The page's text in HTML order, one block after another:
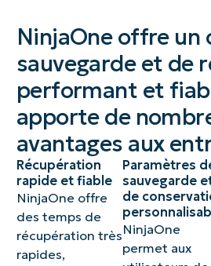
NinjaOne offre un
sauvegarde et de
performant et
apporte de
avantages aux
Récupération
rapide et fiable
NinjaOne offre
des temps de
récupération très
rapides,
Paramètres
sauvegarde
de
NinjaOne
permet aux